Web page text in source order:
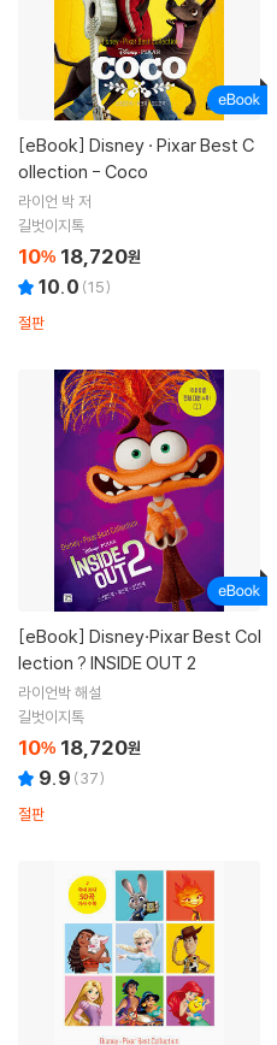
[eBook]
ollection - Coco
라이언 박 저
길벗이지톡
10% 18,720원
10.0 (15)
절판
[eBook]
lection ? INSIDE OUT 2
라이언박 해설
길벗이지톡
10% 18,720원
9.9 (37)
절판